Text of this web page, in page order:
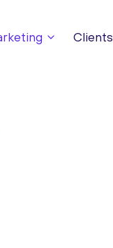
Clients